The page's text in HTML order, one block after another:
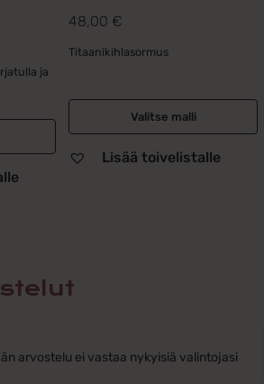
ja
48,00 €
Titaanikihlasormus
Valitse malli
Lisää toivelistalle
arvostelu ei vastaa nykyisiä valintojasi